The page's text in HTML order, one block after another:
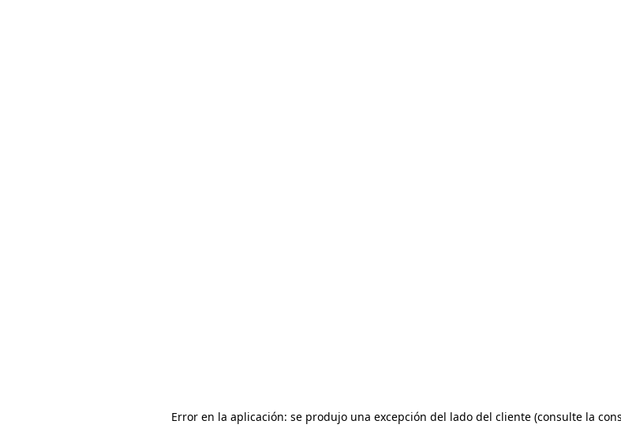
Error en la aplicación: se produjo una excepción del lado del cliente (consulte la